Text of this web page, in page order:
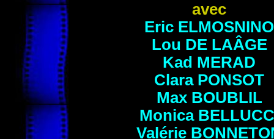
avec
Eric ELMOSNINO
Lou DE LAÂGE
Kad MERAD
Clara PONSOT
Max BOUBLIL
Monica
Valérie